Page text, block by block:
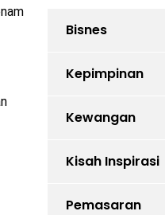
Bisnes
Kepimpinan
Kewangan
Kisah Inspirasi
Pemasaran